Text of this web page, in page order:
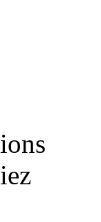
ions
iez